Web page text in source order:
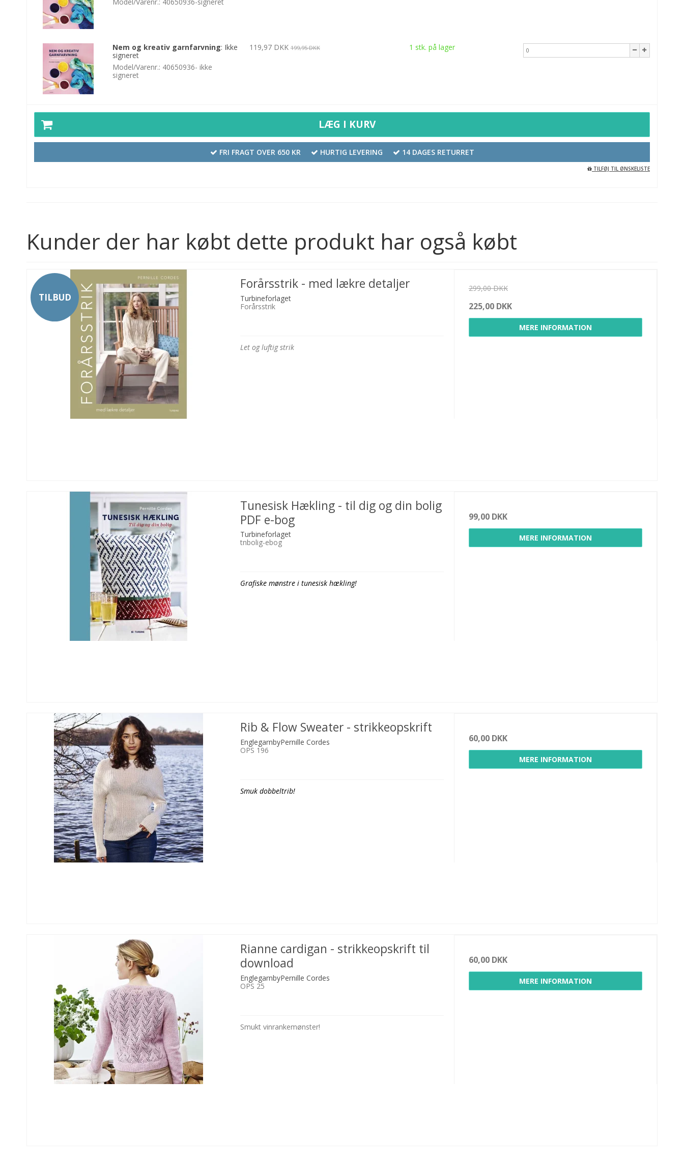
Nem og kreativ garnfarvning: Ikke
signeret
Model/Varenr.: 40650936- ikke
signeret
119,97 DKK 199,95 DKK 1 stk. på lager
LÆG I KURV
FRI FRAGT OVER 650 KR HURTIG LEVERING 14 DAGES RETURRET
TILFØJ TIL ØNSKELISTE
Kunder der har købt dette produkt har også købt
TILBUD
Forårsstrik - med lækre detaljer
Turbineforlaget
Forårsstrik
Let og luftig strik
299,00 DKK
225,00 DKK
MERE INFORMATION
Tunesisk Hækling - til dig og din bolig
PDF e-bog
Turbineforlaget
tnbolig-ebog
Grafiske mønstre i tunesisk hækling!
99,00 DKK
MERE INFORMATION
Rib & Flow Sweater - strikkeopskrift
EnglegarnbyPernille Cordes
OPS 196
Smuk dobbeltrib!
60,00 DKK
MERE INFORMATION
Rianne cardigan - strikkeopskrift til
download
EnglegarnbyPernille Cordes
OPS 25
Smukt vinrankemønster!
60,00 DKK
MERE INFORMATION